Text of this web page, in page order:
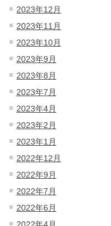
2023年12月
2023年11月
2023年10月
2023年9月
2023年8月
2023年7月
2023年4月
2023年2月
2023年1月
2022年12月
2022年9月
2022年7月
2022年6月